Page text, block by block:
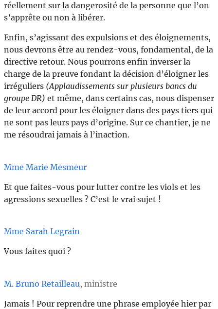
réellement sur la dangerosité de la personne que l’on
s’apprête ou non à libérer.
Enfin, s’agissant des expulsions et des éloignements,
nous devrons être au rendez-vous, fondamental, de la
directive retour. Nous pourrons enfin inverser la
charge de la preuve fondant la décision d’éloigner les
irréguliers (Applaudissements sur plusieurs bancs du
groupe DR) et même, dans certains cas, nous dispenser
de leur accord pour les éloigner dans des pays tiers qui
ne sont pas leurs pays d’origine. Sur ce chantier, je ne
me résoudrai jamais à l’inaction.
Mme Marie Mesmeur
Et que faites-vous pour lutter contre les viols et les
agressions sexuelles ? C’est le vrai sujet !
Mme Sarah Legrain
Vous faites quoi ?
M. Bruno Retailleau, ministre
Jamais ! Pour reprendre une phrase employée hier par